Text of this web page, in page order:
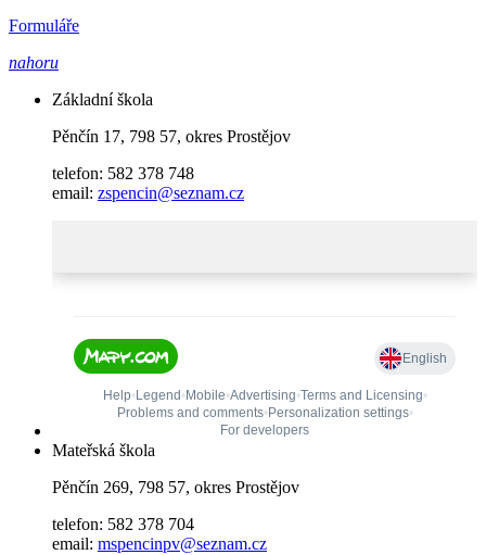
Formuláře
nahoru
Základní škola
Pěnčín 17, 798 57, okres Prostějov
telefon: 582 378 748
email: zspencin@seznam.cz
Mateřská škola
Pěnčín 269, 798 57, okres Prostějov
telefon: 582 378 704
email: mspencinpv@seznam.cz